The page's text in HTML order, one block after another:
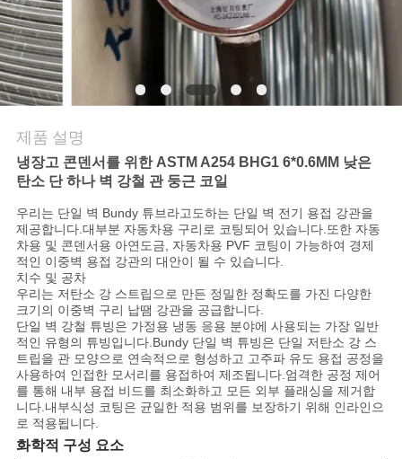
세
요
인
용
문
을
요
구
하
세
요
제품 설명
냉장고 콘덴서를 위한 ASTM A254 BHG1 6*0.6MM 낮은
탄소 단 하나 벽 강철 관 둥근 코일
우리는 단일 벽 Bundy 튜브라고도하는 단일 벽 전기 용접 강관을
제공합니다.대부분 자동차용 구리로 코팅되어 있습니다.또한 자동
차용 및 콘덴서용 아연도금, 자동차용 PVF 코팅이 가능하여 경제
적인 이중벽 용접 강관의 대안이 될 수 있습니다.
치수 및 공차
우리는 저탄소 강 스트립으로 만든 정밀한 정확도를 가진 다양한
크기의 이중벽 구리 납땜 강관을 공급합니다.
단일 벽 강철 튜빙은 가정용 냉동 응용 분야에 사용되는 가장 일반
적인 유형의 튜빙입니다.Bundy 단일 벽 튜빙은 단일 저탄소 강 스
트립을 관 모양으로 연속적으로 형성하고 고주파 유도 용접 공정을
사용하여 인접한 모서리를 용접하여 제조됩니다.엄격한 공정 제어
를 통해 내부 용접 비드를 최소화하고 모든 외부 플래싱을 제거합
니다.내부식성 코팅은 균일한 적용 범위를 보장하기 위해 인라인으
로 적용됩니다.
화학적 구성 요소